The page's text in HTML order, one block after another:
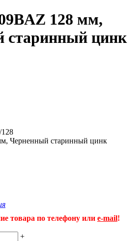
128 мм,
старинный цинк
Черненный старинный цинк
товара по телефону или e-mail!
+